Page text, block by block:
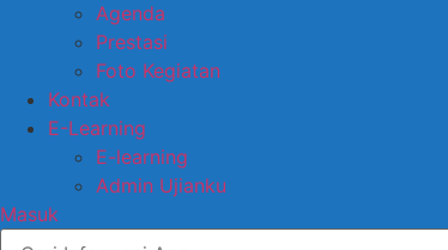
Agenda
Prestasi
Foto Kegiatan
Kontak
E-Learning
E-learning
Admin Ujianku
Masuk
Search